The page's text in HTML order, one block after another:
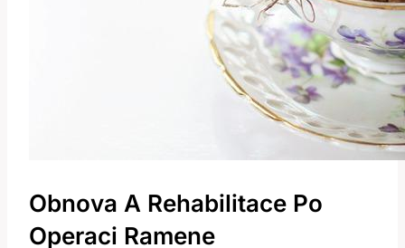
Obnova A Rehabilitace Po
Operaci Ramene